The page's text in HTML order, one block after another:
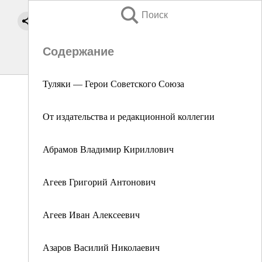
Поиск
Содержание
Туляки — Герои Советского Союза
От издательства и редакционной коллегии
Абрамов Владимир Кириллович
Агеев Григорий Антонович
Агеев Иван Алексеевич
Азаров Василий Николаевич